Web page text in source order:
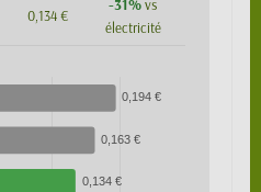
0,134 €
-31%vs
électricité